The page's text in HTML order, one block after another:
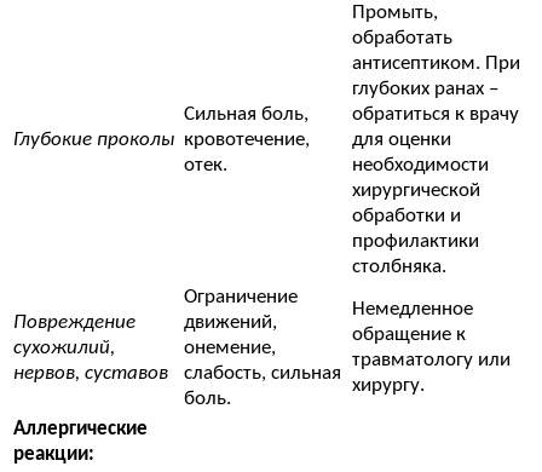
Глубокие проколы
Сильная боль,
кровотечение,
отек.
Промыть,
обработать
антисептиком. При
глубоких ранах –
обратиться к врачу
для оценки
необходимости
хирургической
обработки и
профилактики
столбняка.
Повреждение
сухожилий,
нервов, суставов
Ограничение
движений,
онемение,
слабость, сильная
боль.
Немедленное
обращение к
травматологу или
хирургу.
Аллергические
реакции: